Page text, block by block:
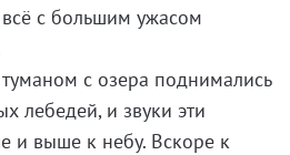
с большим ужасом
с озера поднимались
лебедей, и звуки эти
и выше к небу. Вскоре к